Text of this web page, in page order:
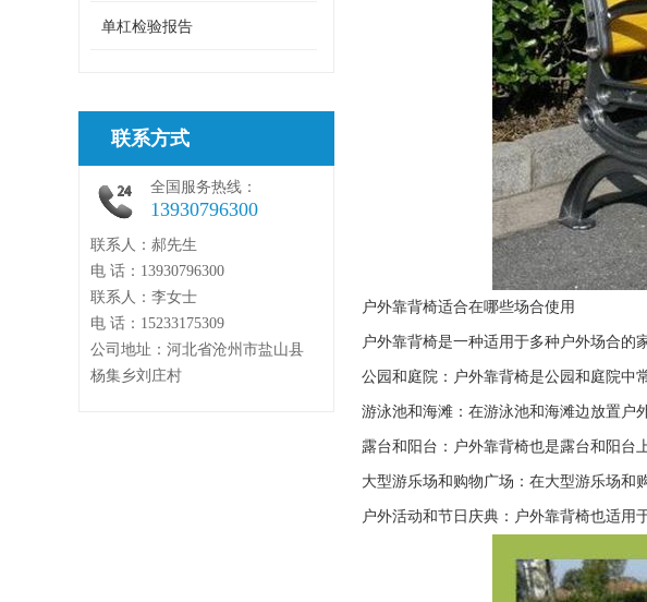
单杠检验报告
联系方式
全国服务热线：
13930796300
联系人：郝先生
电 话：13930796300
联系人：李女士
电 话：15233175309
公司地址：河北省沧州市盐山县
杨集乡刘庄村
户外靠背椅适合在哪些场合使用
户外靠背椅是一种适用于多种户外场合的
公园和庭院：户外靠背椅是公园和庭院中
游泳池和海滩：在游泳池和海滩边放置户
露台和阳台：户外靠背椅也是露台和阳台
大型游乐场和购物广场：在大型游乐场和
户外活动和节日庆典：户外靠背椅也适用